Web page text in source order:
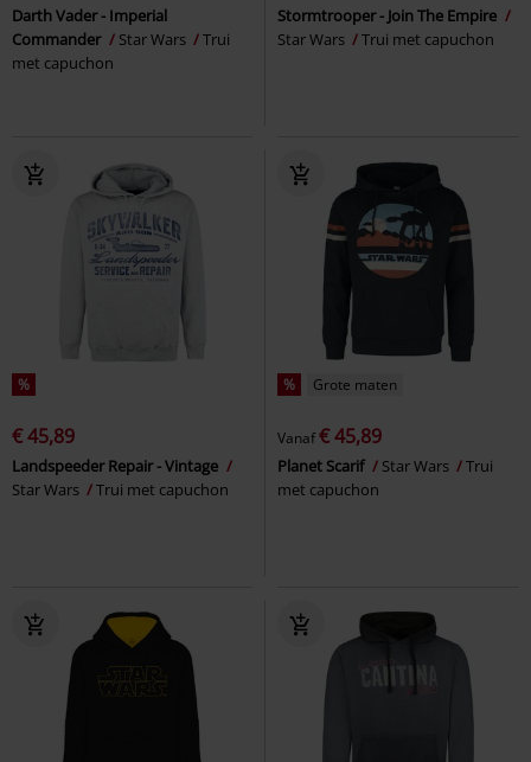
Darth Vader - Imperial
Commander
Star Wars
Trui
met capuchon
Stormtrooper - Join The Empire
Star Wars
Trui met capuchon
%
€ 45,89
Landspeeder Repair - Vintage
Star Wars
Trui met capuchon
% Grote maten
Vanaf€ 45,89
Planet Scarif Star Wars
Trui
met capuchon